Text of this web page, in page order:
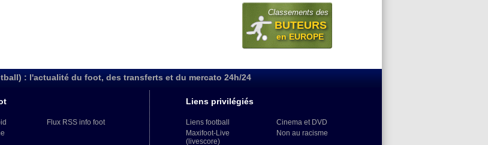
Classements des
BUTEURS
en EUROPE
: l'actualité du foot, des transferts et du mercato 24h/24
Flux RSS info foot
Liens privilégiés
Liens football
Maxifoot-Live
(livescore)
Cinema et DVD
Non au racisme